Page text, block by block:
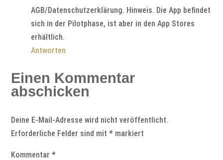
AGB/Datenschutzerklärung. Hinweis. Die App befindet
sich in der Pilotphase, ist aber in den App Stores
erhältlich.
Antworten
Einen Kommentar
abschicken
Deine E-Mail-Adresse wird nicht veröffentlicht.
Erforderliche Felder sind mit* markiert
Kommentar*